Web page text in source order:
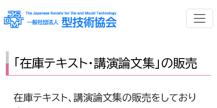
「在庫テキスト・講演論文集」の販売
在庫テキスト、講演論文集の販売をしており